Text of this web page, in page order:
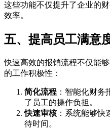
这些功能不仅提升了企业的
效率。
五、提高员工满意
快速高效的报销流程不仅能
的工作积极性：
简化流程 ：智能化财
了员工的操作负担。
快速审核：系统能够快
待时间。